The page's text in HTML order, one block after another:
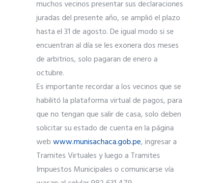
muchos vecinos presentar sus declaraciones
juradas del presente año, se amplió el plazo
hasta el 31 de agosto. De igual modo si se
encuentran al día se les exonera dos meses
de arbitrios, solo pagaran de enero a
octubre.
Es importante recordar a los vecinos que se
habilitó la plataforma virtual de pagos, para
que no tengan que salir de casa, solo deben
solicitar su estado de cuenta en la página
webwww.munisachaca.gob.pe, ingresar a
Tramites Virtuales y luego a Tramites
Impuestos Municipales o comunicarse vía